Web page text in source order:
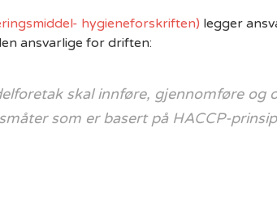
hygieneforskriften) legger
ansvarlige for driften:
skal innføre, gjennomføre og
som er basert på HACCP-